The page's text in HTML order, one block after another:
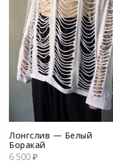
Лонгслив — Белый
Боракай
6 500 ₽